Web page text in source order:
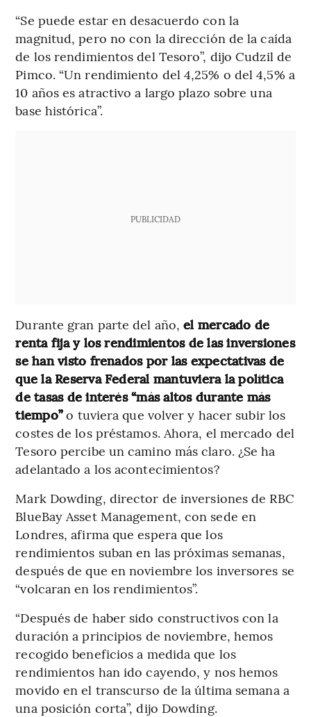
“Se puede estar en desacuerdo con la
magnitud, pero no con la dirección de la caída
de los rendimientos del Tesoro”, dijo Cudzil de
Pimco. “Un rendimiento del 4,25% o del 4,5% a
10 años es atractivo a largo plazo sobre una
base histórica”.
PUBLICIDAD
Durante gran parte del año,el mercado de
renta fija y los rendimientos de las inversiones
se han visto frenados por las expectativas de
que la Reserva Federal mantuviera la política
de tasas de interés “más altos durante más
tiempo”o tuviera que volver y hacer subir los
costes de los préstamos. Ahora, el mercado del
Tesoro percibe un camino más claro. ¿Se ha
adelantado a los acontecimientos?
Mark Dowding, director de inversiones de RBC
BlueBay Asset Management, con sede en
Londres, afirma que espera que los
rendimientos suban en las próximas semanas,
después de que en noviembre los inversores se
“volcaran en los rendimientos”.
“Después de haber sido constructivos con la
duración a principios de noviembre, hemos
recogido beneficios a medida que los
rendimientos han ido cayendo, y nos hemos
movido en el transcurso de la última semana a
una posición corta”, dijo Dowding.